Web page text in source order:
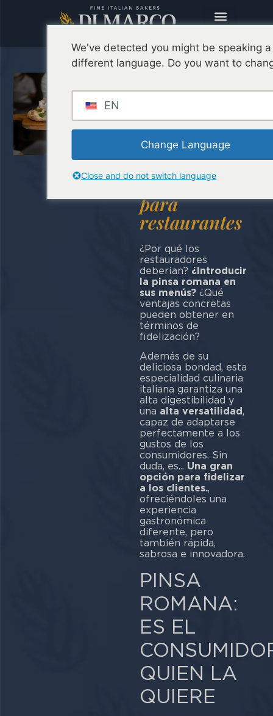
Pinsa
Romana: 4
la convierten
en una
opción
ganadora
para
restaurantes
¿Por qué los
restauradores
deberían? ¿Introducir
la pinsa romana en
sus menús?¿Qué
ventajas concretas
pueden obtener en
términos de
fidelización?
Además de su
deliciosa bondad, esta
especialidad culinaria
italiana garantiza una
alta digestibilidad y
una alta versatilidad,
capaz de adaptarse
perfectamente a los
gustos de los
consumidores. Sin
duda, es... Una gran
opción para fidelizar
a los clientes.,
ofreciéndoles una
experiencia
gastronómica
diferente, pero
también rápida,
sabrosa e innovadora.
PINSA
ROMANA:
ES EL
QUIEN LA
QUIERE
We've detected you might be speaking a
different language. Do you want to
EN
Change Language
Close and do not switch language